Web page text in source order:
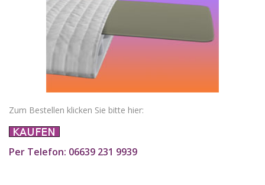
Zum Bestellen klicken Sie bitte hier:
Per Telefon: 06639 231 9939